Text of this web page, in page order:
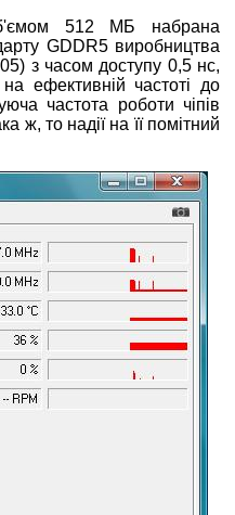
512 МБ набрана
GDDR5 виробництва
з часом доступу 0,5 нс,
ефективній частоті до
частота роботи чіпів
ж, то надії на її помітний